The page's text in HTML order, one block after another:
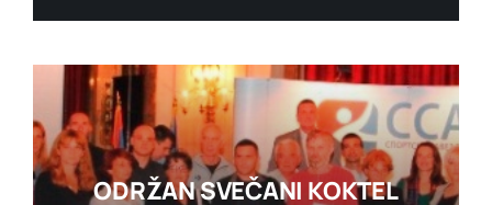
ODRŽAN SVEČANI KOKTEL